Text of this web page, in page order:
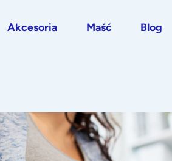
Akcesoria Maść Blog